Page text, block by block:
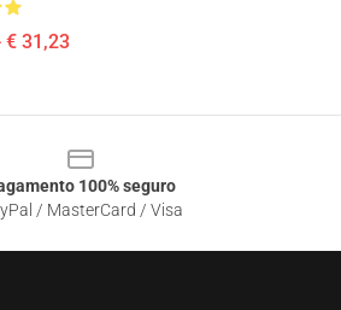
€ 31,23
100% seguro
/ MasterCard / Visa